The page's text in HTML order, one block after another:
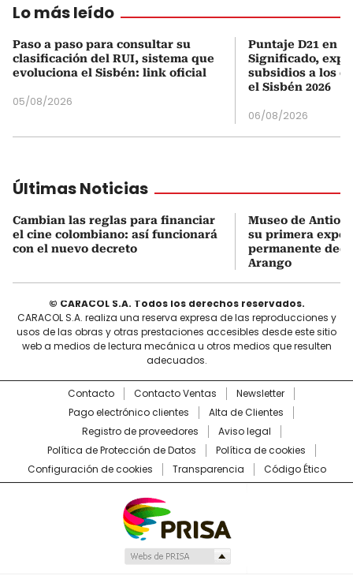
Lo más leído
Paso a paso para consultar su
clasificación del RUI, sistema que
evoluciona el Sisbén: link oficial
05/08/2026
Puntaje D21 en
Significado,
subsidios a los
el Sisbén 2026
06/08/2026
Últimas Noticias
Cambian las reglas para financiar
el cine colombiano: así funcionará
con el nuevo decreto
Museo de
su primera
permanente
Arango
© CARACOL S.A. Todos los derechos reservados.
CARACOL S.A. realiza una reserva expresa de las reproducciones y
usos de las obras y otras prestaciones accesibles desde este sitio
web a medios de lectura mecánica u otros medios que resulten
adecuados.
Contacto Contacto Ventas
Newsletter
Pago electrónico clientes
Alta de Clientes
Registro de proveedores
Aviso legal
Política de Protección de Datos
Política de cookies
Configuración de cookies
Transparencia Código Ético